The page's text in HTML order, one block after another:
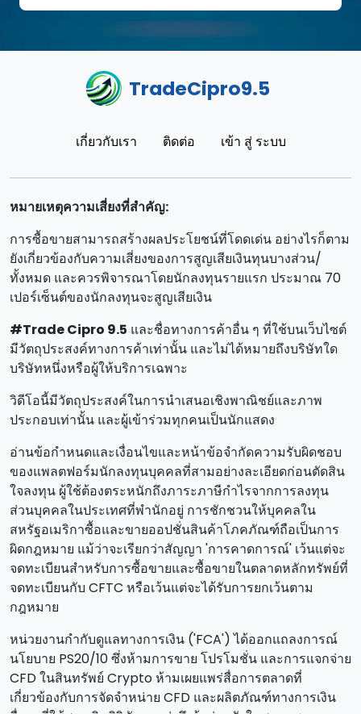
TradeCipro9.5
เกี่ยวกับเรา ติดต่อ เข้า สู่ ระบบ
หมายเหตุความเสี่ยงที่สําคัญ:
การซื้อขายสามารถสร้างผลประโยชน์ที่โดดเด่น อย่างไรก็ตาม
ยังเกี่ยวข้องกับความเสี่ยงของการสูญเสียเงินทุนบางส่วน/
ทั้งหมด และควรพิจารณาโดยนักลงทุนรายแรก ประมาณ 70
เปอร์เซ็นต์ของนักลงทุนจะสูญเสียเงิน
#Trade Cipro 9.5 และชื่อทางการค้าอื่น ๆ ที่ใช้บนเว็บไซต์
มีวัตถุประสงค์ทางการค้าเท่านั้น และไม่ได้หมายถึงบริษัทใด
บริษัทหนึ่งหรือผู้ให้บริการเฉพาะ
วิดีโอนี้มีวัตถุประสงค์ในการนําเสนอเชิงพาณิชย์และภาพ
ประกอบเท่านั้น และผู้เข้าร่วมทุกคนเป็นนักแสดง
อ่านข้อกําหนดและเงื่อนไขและหน้าข้อจํากัดความรับผิดชอบ
ของแพลตฟอร์มนักลงทุนบุคคลที่สามอย่างละเอียดก่อนตัดสิน
ใจลงทุน ผู้ใช้ต้องตระหนักถึงภาระภาษีกําไรจากการลงทุน
ส่วนบุคคลในประเทศที่พํานักอยู่ การชักชวนให้บุคคลใน
สหรัฐอเมริกาซื้อและขายออปชั่นสินค้าโภคภัณฑ์ถือเป็นการ
ผิดกฎหมาย แม้ว่าจะเรียกว่าสัญญา 'การคาดการณ์' เว้นแต่จะ
จดทะเบียนสําหรับการซื้อขายและซื้อขายในตลาดหลักทรัพย์ที่
จดทะเบียนกับ CFTC หรือเว้นแต่จะได้รับการยกเว้นตาม
กฎหมาย
หน่วยงานกํากับดูแลทางการเงิน ('FCA') ได้ออกแถลงการณ์
นโยบาย PS20/10 ซึ่งห้ามการขาย โปรโมชั่น และการแจกจ่าย
CFD ในสินทรัพย์ Crypto ห้ามเผยแพร่สื่อการตลาดที่
เกี่ยวข้องกับการจัดจําหน่าย CFD และผลิตภัณฑ์ทางการเงิน